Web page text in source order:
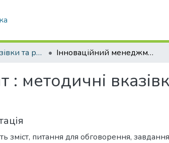
Методичні вказівки та рекомендації Інноваційний менеджмент : методичні вказівки до виконання практичних занять
методичні
зміст, питання для обговорення,